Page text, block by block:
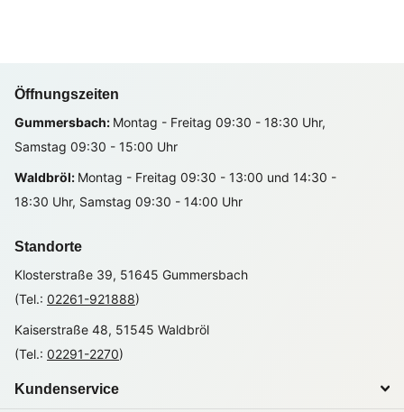
Öffnungszeiten
Gummersbach: Montag - Freitag 09:30 - 18:30 Uhr,
Samstag 09:30 - 15:00 Uhr
Waldbröl: Montag - Freitag 09:30 - 13:00 und 14:30 -
18:30 Uhr, Samstag 09:30 - 14:00 Uhr
Standorte
Klosterstraße 39, 51645 Gummersbach
(Tel.: 02261-921888)
Kaiserstraße 48, 51545 Waldbröl
(Tel.: 02291-2270)
Kundenservice